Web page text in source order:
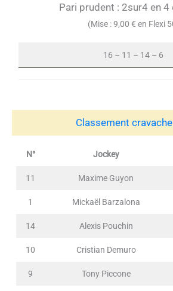
Pari prudent : 2sur4 en 4
(Mise : 9,00 € en Flexi
16 – 11 – 14 – 6
Classement cravache
N° Jockey
11 Maxime Guyon
1 Mickaël Barzalona
14 Alexis Pouchin
10 Cristian Demuro
9 Tony Piccone